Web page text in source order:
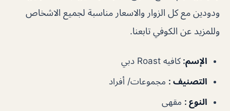
ودودين مع كل الزوار والاسعار مناسبة لجميع الاشخاص
وللمزيد عن الكوفي تابعنا.
الإسم: كافيه Roast دبي
التصنيف : مجموعات/ أفراد
النوع : مقهى